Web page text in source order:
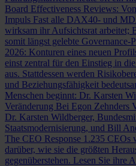
Board Effectiveness Reviews:
Impuls Fast alle DAX40- und
wirksam ihr Aufsichtsrat arbeitet;
somit längst gelebte Governance-
2026: Konturen eines neuen
einst zentral für den Einstieg in
aus. Stattdessen werden
und Beziehungsfähigkeit
Menschen beginnt: Dr. Karsten
Veränderung Bei Egon Zehnders
Dr. Karsten Wildberger,
Staatsmodernisierung, und Bill
The CEO Response 1.235 CEOs
darüber, wie sie die größten
gegenüberstehen. Lesen Sie ihre